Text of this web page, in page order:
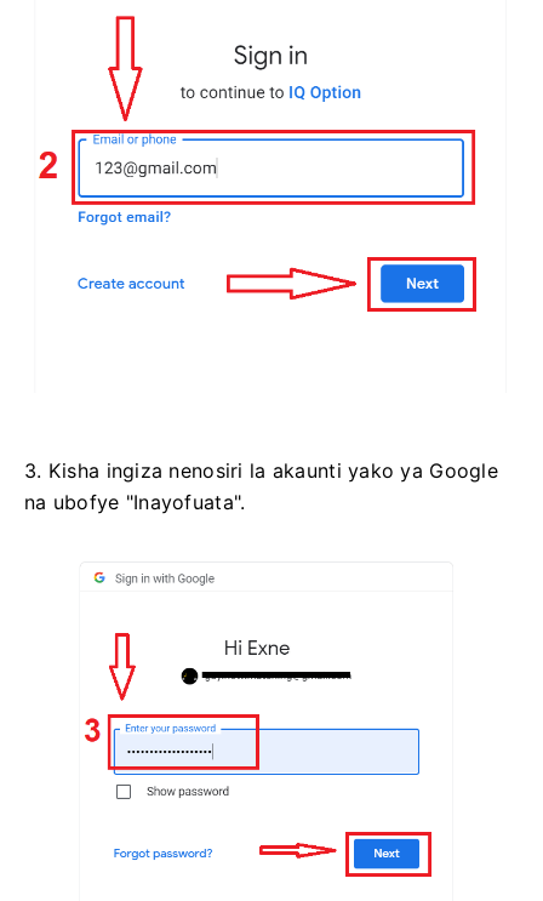
3. Kisha ingiza nenosiri la akaunti yako ya Google
na ubofye "Inayofuata".